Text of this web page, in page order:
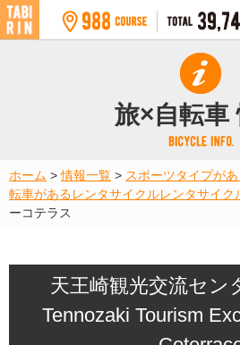
旅×自転車
ホーム >情報一覧 > スポーツタイプが
転車があるレンタサイクルレンタサイク
ーコテラス
天王崎観光交流セン
Tennozaki Tourism